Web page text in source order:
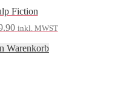
Fiction
inkl. MWST
Warenkorb